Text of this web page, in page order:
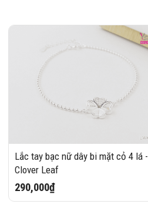
Lắc tay bạc nữ dây bi mặt cỏ 4 lá -
Clover Leaf
290,000₫